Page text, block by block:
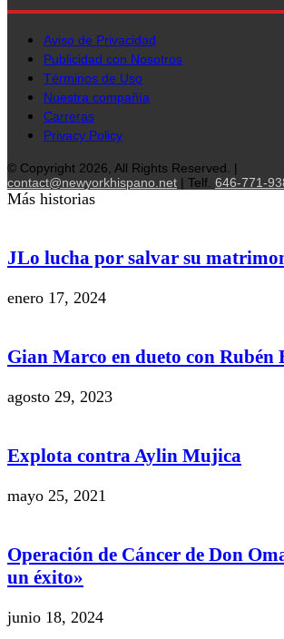
Aviso de Privacidad
Publicidad con Nosotros
Términos de Uso
Nuestra compañía
Carreras
Privacy Policy
© Copyright 2026, All Rights Reserved. |
contact@newyorkhispano.net | Telf. 646-771-
Más historias
JLo lucha por salvar su
enero 17, 2024
Gian Marco en dueto con Rubén
agosto 29, 2023
Explota contra Aylin Mujica
mayo 25, 2021
Operación de Cáncer de Don
un éxito»
junio 18, 2024